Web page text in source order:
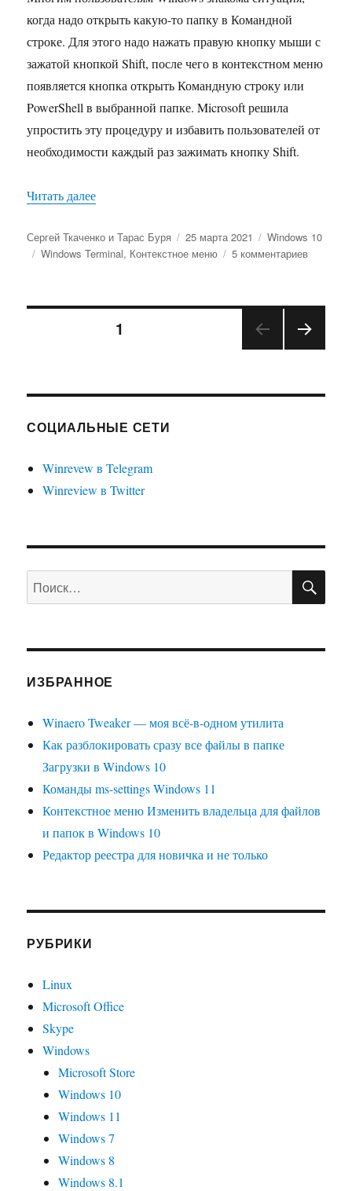
когда надо открыть какую-то папку в Командной
строке. Для этого надо нажать правую кнопку мыши с
зажатой кнопкой Shift, после чего в контекстном меню
появляется кнопка открыть Командную строку или
PowerShell в выбранной папке. Microsoft решила
упростить эту процедуру и избавить пользователей от
необходимости каждый раз зажимать кнопку Shift.
Читать далее«Как удалить Windows Terminal из меню
Автор
Сергей Ткаченко и Тарас Буря Опубликовано
25 марта 2021 Рубрики
Windows 10
Метки
Windows Terminal, Контекстное меню 5 комментариевк
удалить
Terminal
из
в
Навигация
записям
1
СТРА
СОЦИАЛЬНЫЕ СЕТИ
Winrevew в Telegram
Winreview в Twitter
Искать:
ИЗБРАННОЕ
Winaero Tweaker — моя всё-в-одном утилита
Как разблокировать сразу все файлы в папке
Загрузки в Windows 10
Команды ms-settings Windows 11
Контекстное меню Изменить владельца для файлов
и папок в Windows 10
Редактор реестра для новичка и не только
РУБРИКИ
Linux
Microsoft Office
Skype
Windows
Microsoft Store
Windows 10
Windows 11
Windows 7
Windows 8
Windows 8.1